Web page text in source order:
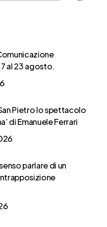
al 23 agosto.
Pietro lo spettacolo
di Emanuele Ferrari
parlare di un